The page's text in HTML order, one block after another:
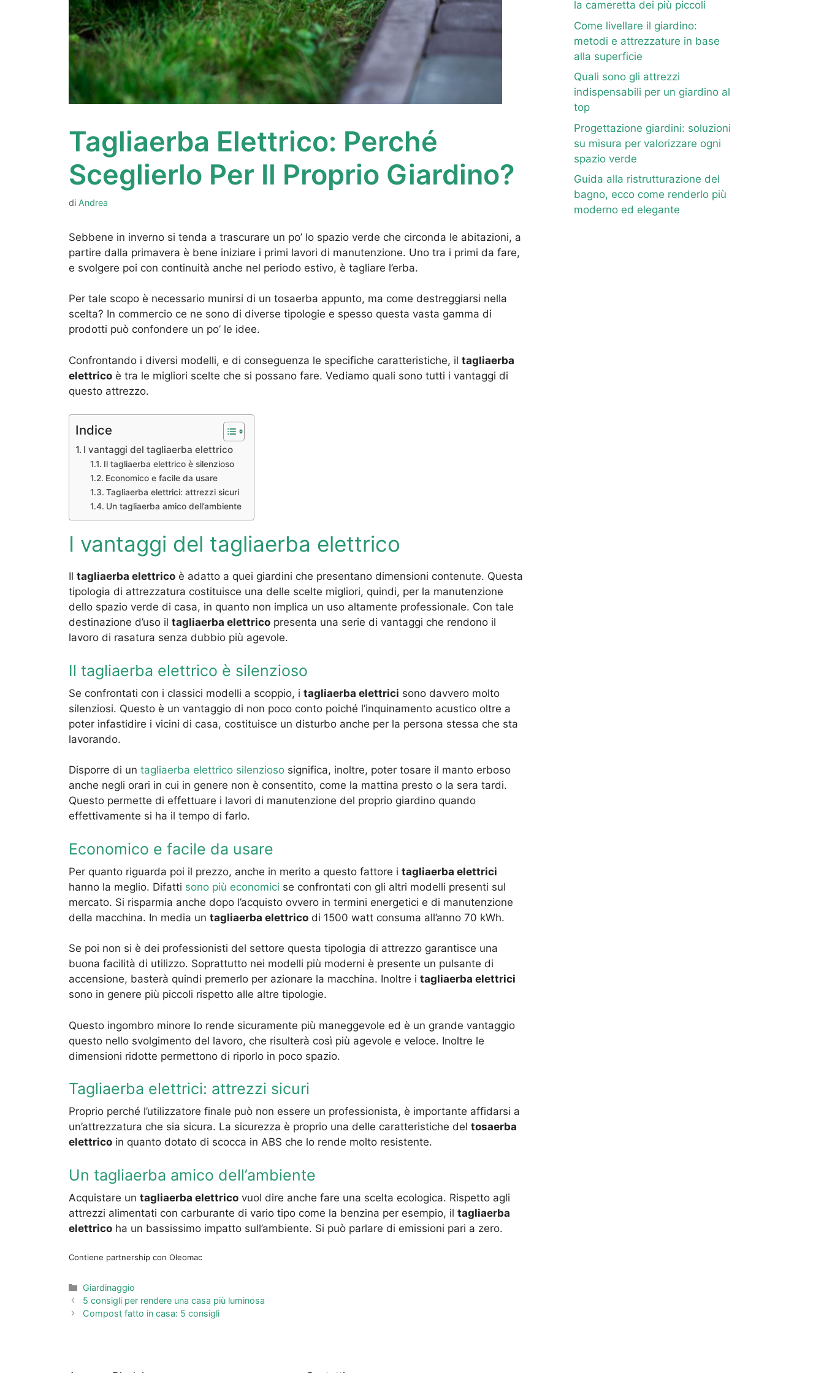
Tagliaerba Elettrico: Perché
Sceglierlo Per Il Proprio Giardino?
di Andrea
Sebbene in inverno si tenda a trascurare un po’ lo spazio verde che circonda le abitazioni, a
partire dalla primavera è bene iniziare i primi lavori di manutenzione. Uno tra i primi da fare,
e svolgere poi con continuità anche nel periodo estivo, è tagliare l’erba.
Per tale scopo è necessario munirsi di un tosaerba appunto, ma come destreggiarsi nella
scelta? In commercio ce ne sono di diverse tipologie e spesso questa vasta gamma di
prodotti può confondere un po’ le idee.
Confrontando i diversi modelli, e di conseguenza le specifiche caratteristiche, il tagliaerba
elettrico è tra le migliori scelte che si possano fare. Vediamo quali sono tutti i vantaggi di
questo attrezzo.
Indice
I vantaggi del tagliaerba elettrico
Il tagliaerba elettrico è silenzioso
Economico e facile da usare
Tagliaerba elettrici: attrezzi sicuri
Un tagliaerba amico dell’ambiente
I vantaggi del tagliaerba elettrico
Il tagliaerba elettrico è adatto a quei giardini che presentano dimensioni contenute. Questa
tipologia di attrezzatura costituisce una delle scelte migliori, quindi, per la manutenzione
dello spazio verde di casa, in quanto non implica un uso altamente professionale. Con tale
destinazione d’uso il tagliaerba elettrico presenta una serie di vantaggi che rendono il
lavoro di rasatura senza dubbio più agevole.
Il tagliaerba elettrico è silenzioso
Se confrontati con i classici modelli a scoppio, i tagliaerba elettrici sono davvero molto
silenziosi. Questo è un vantaggio di non poco conto poiché l’inquinamento acustico oltre a
poter infastidire i vicini di casa, costituisce un disturbo anche per la persona stessa che sta
lavorando.
Disporre di un tagliaerba elettrico silenzioso significa, inoltre, poter tosare il manto erboso
anche negli orari in cui in genere non è consentito, come la mattina presto o la sera tardi.
Questo permette di effettuare i lavori di manutenzione del proprio giardino quando
effettivamente si ha il tempo di farlo.
Economico e facile da usare
Per quanto riguarda poi il prezzo, anche in merito a questo fattore i tagliaerba elettrici
hanno la meglio. Difatti sono più economici se confrontati con gli altri modelli presenti sul
mercato. Si risparmia anche dopo l’acquisto ovvero in termini energetici e di manutenzione
della macchina. In media un tagliaerba elettrico di 1500 watt consuma all’anno 70 kWh.
Se poi non si è dei professionisti del settore questa tipologia di attrezzo garantisce una
buona facilità di utilizzo. Soprattutto nei modelli più moderni è presente un pulsante di
accensione, basterà quindi premerlo per azionare la macchina. Inoltre i tagliaerba elettrici
sono in genere più piccoli rispetto alle altre tipologie.
Questo ingombro minore lo rende sicuramente più maneggevole ed è un grande vantaggio
questo nello svolgimento del lavoro, che risulterà così più agevole e veloce. Inoltre le
dimensioni ridotte permettono di riporlo in poco spazio.
Tagliaerba elettrici: attrezzi sicuri
Proprio perché l’utilizzatore finale può non essere un professionista, è importante affidarsi a
un’attrezzatura che sia sicura. La sicurezza è proprio una delle caratteristiche del tosaerba
elettrico in quanto dotato di scocca in ABS che lo rende molto resistente.
Un tagliaerba amico dell’ambiente
Acquistare un tagliaerba elettrico vuol dire anche fare una scelta ecologica. Rispetto agli
attrezzi alimentati con carburante di vario tipo come la benzina per esempio, il tagliaerba
elettrico ha un bassissimo impatto sull’ambiente. Si può parlare di emissioni pari a zero.
Contiene partnership con Oleomac
Categorie
Giardinaggio
5 consigli per rendere una casa più luminosa
Compost fatto in casa: 5 consigli
la cameretta dei più piccoli
Come livellare il giardino:
metodi e attrezzature in base
alla superficie
Quali sono gli attrezzi
indispensabili per un giardino al
top
Progettazione giardini: soluzioni
su misura per valorizzare ogni
spazio verde
Guida alla ristrutturazione del
bagno, ecco come renderlo più
moderno ed elegante